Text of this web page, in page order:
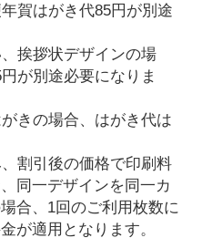
賀はがき代85円が別途
挨拶状デザインの場
が別途必要になりま
きの場合、はがき代は
割引後の価格で印刷料
同一デザインを同一カ
合、1回のご利用枚数に
が適用となります。